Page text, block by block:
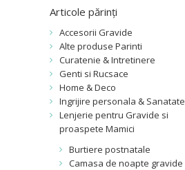
Articole părinți
Accesorii Gravide
Alte produse Parinti
Curatenie & Intretinere
Genti si Rucsace
Home & Deco
Ingrijire personala & Sanatate
Lenjerie pentru Gravide si
proaspete Mamici
Burtiere postnatale
Camasa de noapte gravide